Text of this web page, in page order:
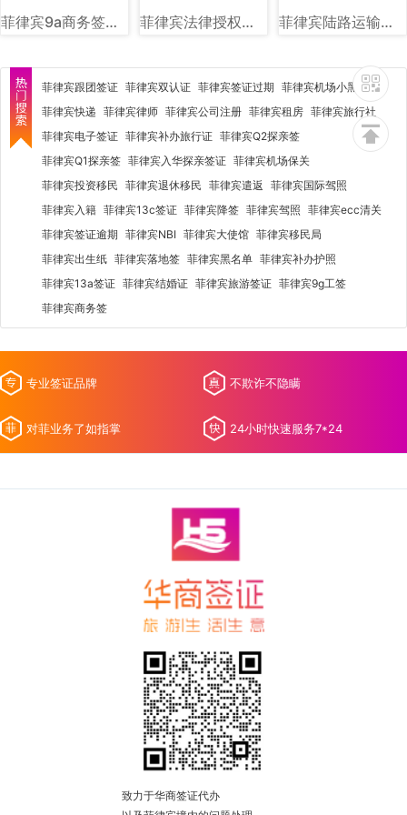
菲律宾9a商务签样式图片 菲律宾法律授权社会福利和发展部（DSWD）图文讲解 菲律宾陆路运输署（LTO）图文讲解
菲律宾跟团签证 菲律宾双认证 菲律宾签证过期 菲律宾机场小黑屋
菲律宾快递 菲律宾律师 菲律宾公司注册 菲律宾租房 菲律宾旅行社
菲律宾电子签证 菲律宾补办旅行证 菲律宾Q2探亲签
菲律宾Q1探亲签 菲律宾入华探亲签证 菲律宾机场保关
菲律宾投资移民 菲律宾退休移民 菲律宾遣返 菲律宾国际驾照
菲律宾入籍 菲律宾13c签证 菲律宾降签 菲律宾驾照 菲律宾ecc清关
菲律宾签证逾期 菲律宾NBI 菲律宾大使馆 菲律宾移民局
菲律宾出生纸 菲律宾落地签 菲律宾黑名单 菲律宾补办护照
菲律宾13a签证 菲律宾结婚证 菲律宾旅游签证 菲律宾9g工签
菲律宾商务签
专业签证品牌 不欺诈不隐瞒
对菲业务了如指掌 24小时快速服务7*24
致力于华商签证代办